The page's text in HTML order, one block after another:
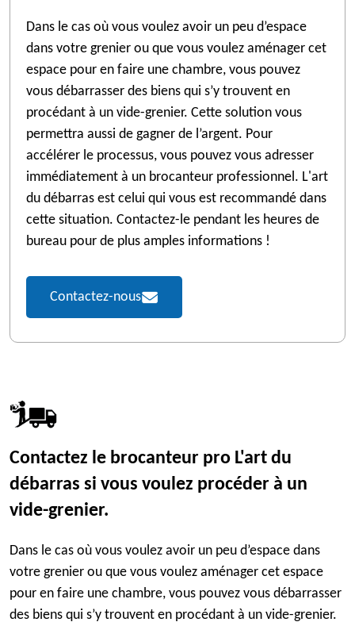
Dans le cas où vous voulez avoir un peu d’espace
dans votre grenier ou que vous voulez aménager cet
espace pour en faire une chambre, vous pouvez
vous débarrasser des biens qui s’y trouvent en
procédant à un vide-grenier. Cette solution vous
permettra aussi de gagner de l’argent. Pour
accélérer le processus, vous pouvez vous adresser
immédiatement à un brocanteur professionnel. L'art
du débarras est celui qui vous est recommandé dans
cette situation. Contactez-le pendant les heures de
bureau pour de plus amples informations !
Contactez-nous
Contactez le brocanteur pro L'art du
débarras si vous voulez procéder à un
vide-grenier.
Dans le cas où vous voulez avoir un peu d’espace dans
votre grenier ou que vous voulez aménager cet espace
pour en faire une chambre, vous pouvez vous débarrasser
des biens qui s’y trouvent en procédant à un vide-grenier.